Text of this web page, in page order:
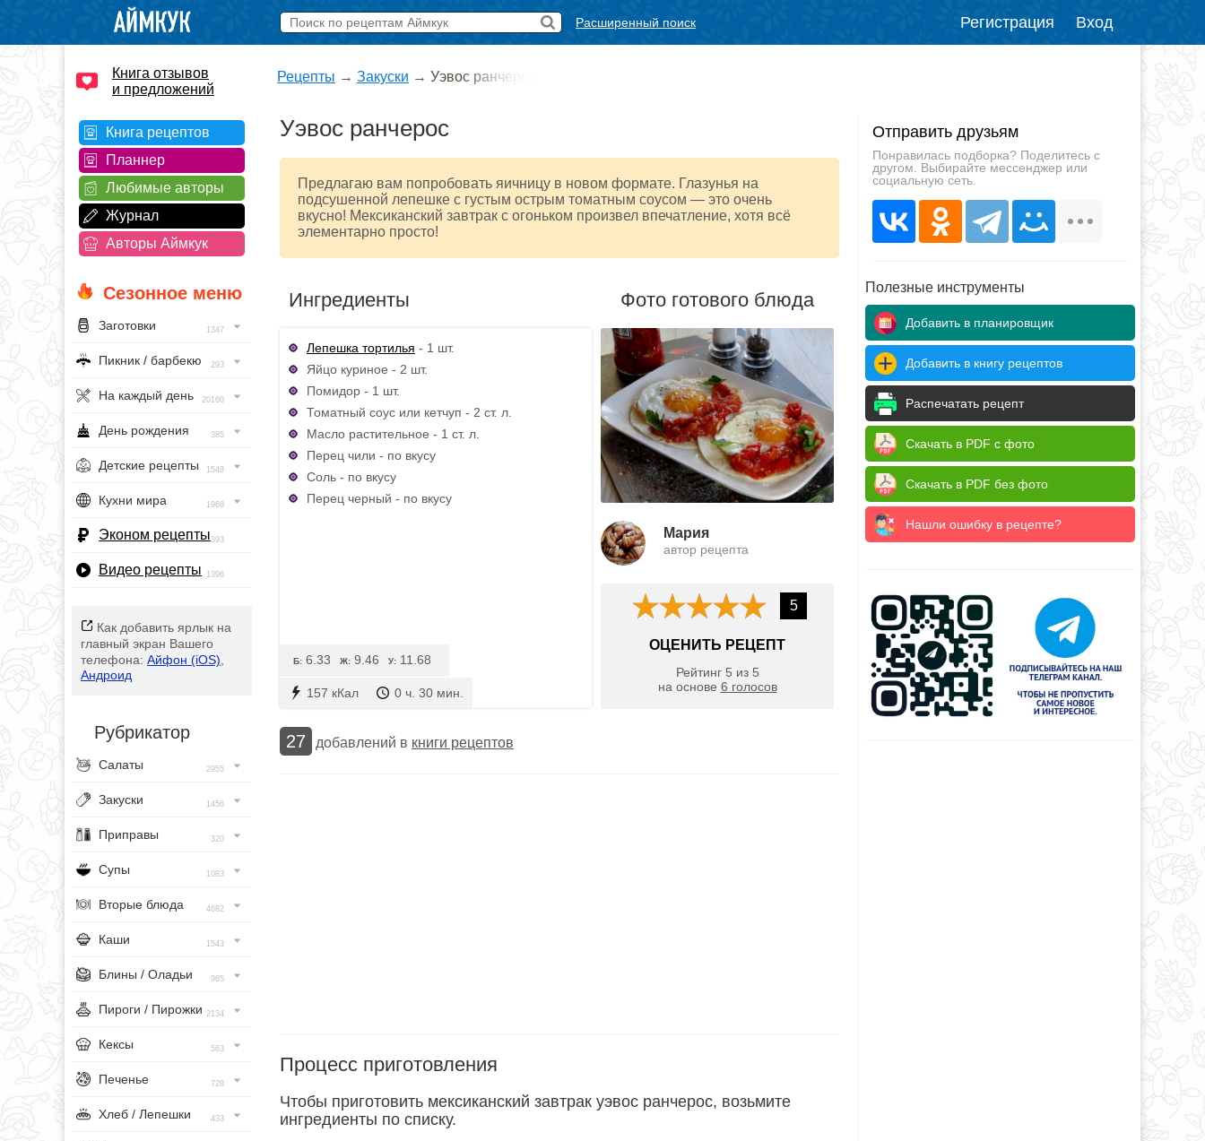
Расширенный поиск Регистрация Вход
Книга отзывов
и предложений
Книга рецептов
Планнер
Любимые авторы
Журнал
Авторы Аймкук
Сезонное меню
Заготовки 1347
Пикник / барбекю 293
На каждый день 20160
День рождения 385
Детские рецепты 1548
Кухни мира 1968
Эконом рецепты393
Видео рецепты 1396
Как добавить ярлык на
главный экран Вашего
телефона: Айфон (iOS)
Андроид
Рубрикатор
Салаты 2955
Закуски 1456
Приправы 320
Супы 1083
Вторые блюда 4682
Каши 1543
Блины / Оладьи 965
Пироги / Пирожки 2134
Кексы 563
Печенье 728
Хлеб / Лепешки 433
Рецепты → Закуски → Уэвос ранчерос
Уэвос ранчерос
Предлагаю вам попробовать яичницу в новом формате. Глазунья на
подсушенной лепешке с густым острым томатным соусом — это очень
вкусно! Мексиканский завтрак с огоньком произвел впечатление, хотя всё
элементарно просто!
Ингредиенты
Лепешка тортилья - 1 шт.
Яйцо куриное - 2 шт.
Помидор - 1 шт.
Томатный соус или кетчуп - 2 ст. л.
Масло растительное - 1 ст. л.
Перец чили - по вкусу
Соль - по вкусу
Перец черный - по вкусу
157 кКал 0 ч. 30 мин.
Б: 6.33 Ж: 9.46 У: 11.68
Фото готового блюда
Мария
автор рецепта
5
ОЦЕНИТЬ РЕЦЕПТ
Рейтинг 5 из 5
на основе 6 голосов
27 добавлений в книги рецептов
Процесс приготовления
Чтобы приготовить мексиканский завтрак уэвос ранчерос, возьмите
ингредиенты по списку.
Отправить друзьям
Понравилась подборка? Поделитесь с
другом. Выбирайте мессенджер или
социальную сеть.
Полезные инструменты
Добавить в планировщик
Добавить в книгу рецептов
Распечатать рецепт
Скачать в PDF с фото
Скачать в PDF без фото
Нашли ошибку в рецепте?